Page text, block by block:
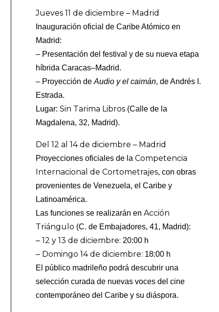
Jueves 11 de diciembre – Madrid
Inauguración oficial de Caribe Atómico en
Madrid:
– Presentación del festival y de su nueva etapa
híbrida Caracas–Madrid.
– Proyección deAudio y el caimán, de Andrés I.
Estrada.
Lugar:Sin Tarima Libros (Calle de la
Magdalena, 32, Madrid).
Del 12 al 14 de diciembre – Madrid
Proyecciones oficiales de laCompetencia
Internacional de Cortometrajes, con obras
provenientes de Venezuela, el Caribe y
Latinoamérica.
Las funciones se realizarán enAcción
Triángulo (C. de Embajadores, 41, Madrid):
–12 y 13 de diciembre: 20:00 h
– Domingo 14 de diciembre: 18:00 h
El público madrileño podrá descubrir una
selección curada de nuevas voces del cine
contemporáneo del Caribe y su diáspora.